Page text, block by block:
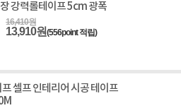
강력롤테이프 5cm 광폭
16,410원
13,910원(556point 적립)
셀프 인테리어 시공 테이프